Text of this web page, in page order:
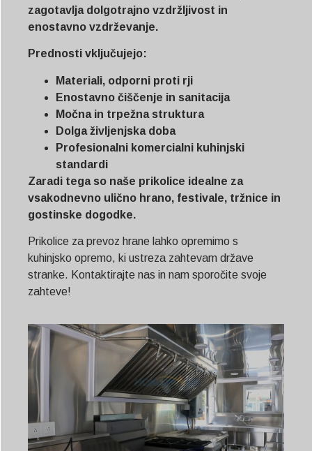
zagotavlja dolgotrajno vzdržljivost in
enostavno vzdrževanje.
Prednosti vključujejo:
Materiali, odporni proti rji
Enostavno čiščenje in sanitacija
Močna in trpežna struktura
Dolga življenjska doba
Profesionalni komercialni kuhinjski
standardi
Zaradi tega so naše prikolice idealne za
vsakodnevno ulično hrano, festivale, tržnice in
gostinske dogodke.
Prikolice za prevoz hrane lahko opremimo s
kuhinjsko opremo, ki ustreza zahtevam države
stranke. Kontaktirajte nas in nam sporočite svoje
zahteve!